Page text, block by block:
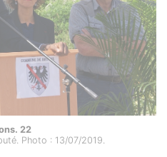
22
Photo : 13/07/2019.